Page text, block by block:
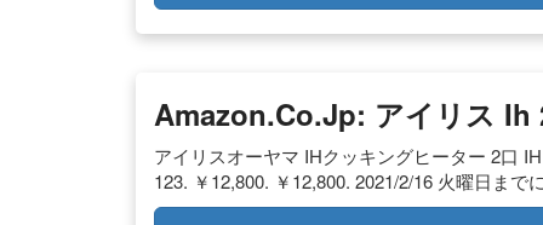
Amazon.co.jp: アイリス Ih
アイリスオーヤマ IHクッキングヒーター 2口
123. ￥12,800. ￥12,800. 2021/2/16 火曜日ま